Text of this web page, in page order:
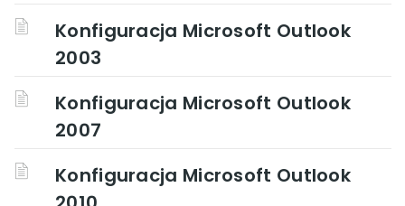
Konfiguracja Microsoft Outlook
2003
Konfiguracja Microsoft Outlook
2007
Konfiguracja Microsoft Outlook